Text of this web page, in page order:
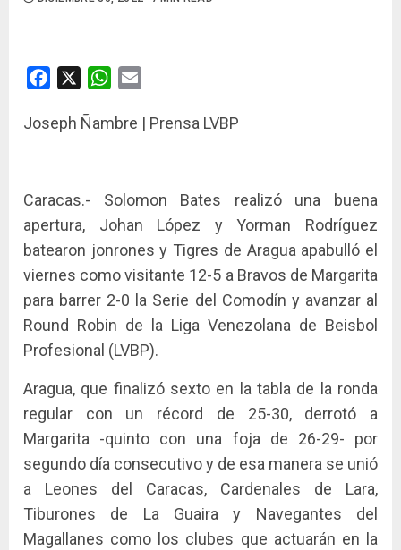
Facebook WhatsApp
Joseph Ñambre | Prensa LVBP
Caracas.- Solomon Bates realizó una buena
apertura, Johan López y Yorman Rodríguez
batearon jonrones y Tigres de Aragua apabulló el
viernes como visitante 12-5 a Bravos de Margarita
para barrer 2-0 la Serie del Comodín y avanzar al
Round Robin de la Liga Venezolana de Beisbol
Profesional (LVBP).
Aragua, que finalizó sexto en la tabla de la ronda
regular con un récord de 25-30, derrotó a
Margarita -quinto con una foja de 26-29- por
segundo día consecutivo y de esa manera se unió
a Leones del Caracas, Cardenales de Lara,
Tiburones de La Guaira y Navegantes del
Magallanes como los clubes que actuarán en la